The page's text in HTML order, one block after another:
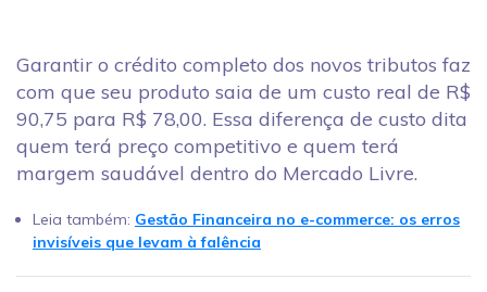
Garantir o crédito completo dos novos tributos faz
com que seu produto saia de um custo real de R$
90,75 para R$ 78,00. Essa diferença de custo dita
quem terá preço competitivo e quem terá
margem saudável dentro do Mercado Livre.
Leia também: Gestão Financeira no e-commerce: os erros
invisíveis que levam à falência